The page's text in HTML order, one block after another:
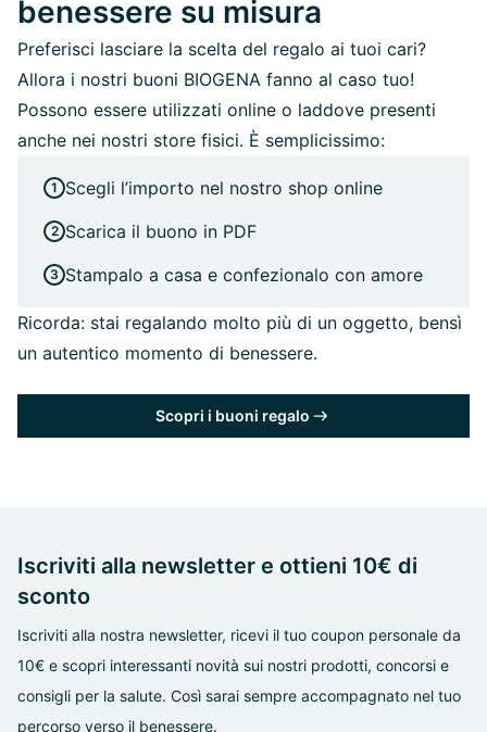
benessere su misura
Preferisci lasciare la scelta del regalo ai tuoi cari?
Allora i nostri buoni BIOGENA fanno al caso tuo!
Possono essere utilizzati online o laddove presenti
anche nei nostri store fisici. È semplicissimo:
Scegli l’importo nel nostro shop online
Scarica il buono in PDF
Stampalo a casa e confezionalo con amore
Ricorda: stai regalando molto più di un oggetto, bensì
un autentico momento di benessere.
Scopri i buoni regalo
Iscriviti alla newsletter e ottieni 10€ di
sconto
Iscriviti alla nostra newsletter, ricevi il tuo coupon personale da
10€ e scopri interessanti novità sui nostri prodotti, concorsi e
consigli per la salute. Così sarai sempre accompagnato nel tuo
percorso verso il benessere.